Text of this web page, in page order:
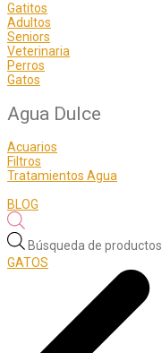
Gatitos
Adultos
Seniors
Veterinaria
Perros
Gatos
Agua Dulce
Acuarios
Filtros
Tratamientos Agua
BLOG
Búsqueda de productos
GATOS